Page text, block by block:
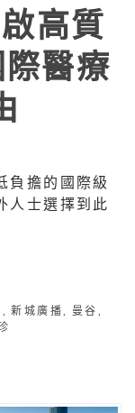
高質
醫療
負擔的國際級
人士選擇到此
,新城廣播 曼谷